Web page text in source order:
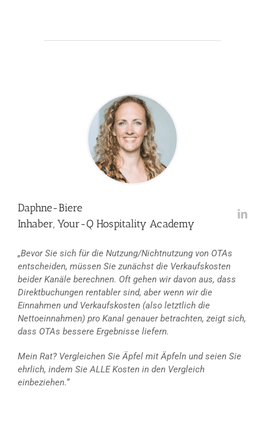
Daphne-Biere
Inhaber, Your-Q Hospitality Academy
„Bevor Sie sich für die Nutzung/Nichtnutzung von OTAs
entscheiden, müssen Sie zunächst die Verkaufskosten
beider Kanäle berechnen. Oft gehen wir davon aus, dass
Direktbuchungen rentabler sind, aber wenn wir die
Einnahmen und Verkaufskosten (also letztlich die
Nettoeinnahmen) pro Kanal genauer betrachten, zeigt sich,
dass OTAs bessere Ergebnisse liefern.
Mein Rat? Vergleichen Sie Äpfel mit Äpfeln und seien Sie
ehrlich, indem Sie ALLE Kosten in den Vergleich
einbeziehen.“